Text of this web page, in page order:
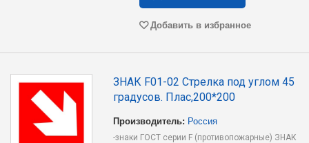
Добавить в избранное
ЗНАК F01-02 Cтрелка под углом 45
градусов. Плас,200*200
Производитель: Россия
-знаки ГОСТ серии F (противопожарные) ЗНАК